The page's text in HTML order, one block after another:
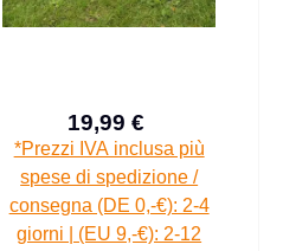
Prezzo di vendita:
19,99 €
Prezzo
*Prezzi IVA inclusa più
spese di spedizione /
consegna (DE 0,-€): 2-4
giorni | (EU 9,-€): 2-12